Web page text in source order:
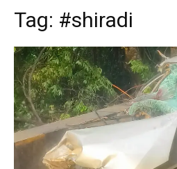
Tag: #shiradi